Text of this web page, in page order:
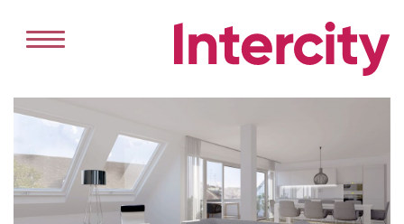
HOME
DIENSTLEISTUNGEN
VERKAUF